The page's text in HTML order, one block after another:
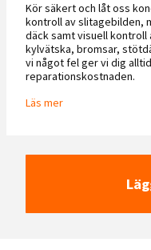
Kör säkert och låt oss
kontroll av slitagebilden,
däck samt visuell
kylvätska, bromsar,
vi något fel ger vi dig
reparationskostnaden.
Läs mer